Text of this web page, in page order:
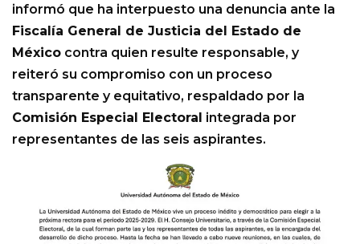
informó que ha interpuesto una denuncia ante la
Fiscalía General de Justicia del Estado de
México contra quien resulte responsable, y
reiteró su compromiso con un proceso
transparente y equitativo, respaldado por la
Comisión Especial Electoral integrada por
representantes de las seis aspirantes.